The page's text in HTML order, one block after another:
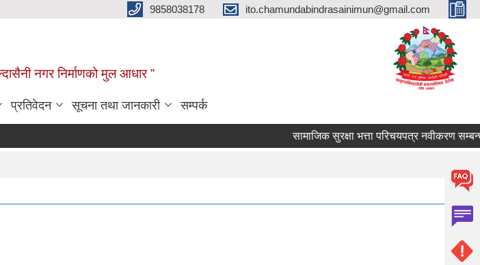
9858038178 ito.chamundabindrasainimun@gmail.com
नगर निर्माणको मुल आधार ”
प्रतिवेदन सूचना तथा जानकारी सम्पर्क
सामाजिक सुरक्षा भत्ता परिचयपत्र नवीकरण